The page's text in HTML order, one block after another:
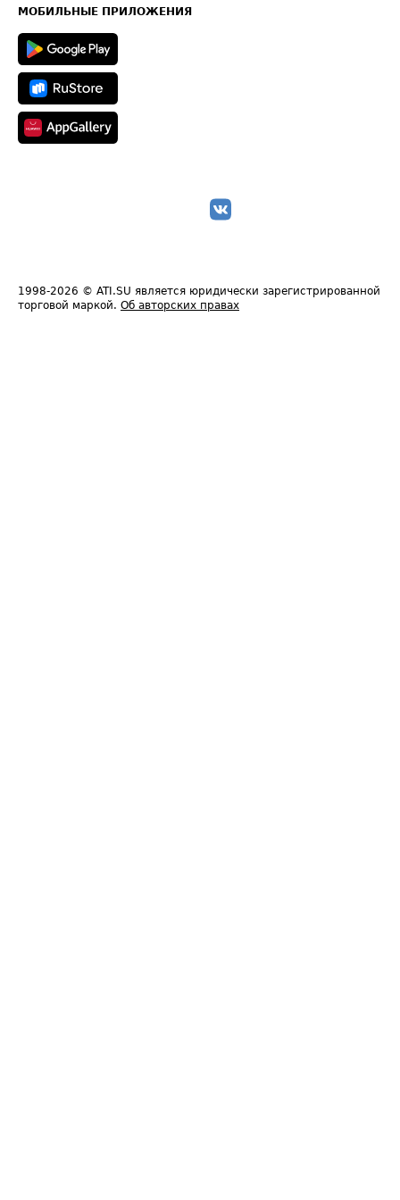
Техническая информация
МОБИЛЬНЫЕ ПРИЛОЖЕНИЯ
1998-2026 © ATI.SU является юридически зарегистрированной
торговой маркой. Об авторских правах